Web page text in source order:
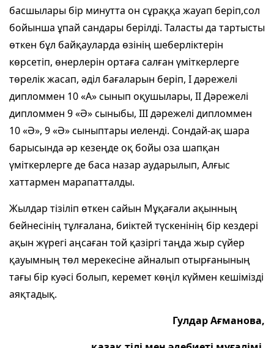
басшылары бір минутта он сұраққа жауап беріп,сол
бойынша ұпай сандары берілді. Таласты да тартысты
өткен бұл байқауларда өзінің шеберліктерін
көрсетіп, өнерлерін ортаға салған үміткерлерге
төрелік жасап, әділ бағаларын беріп, І дәрежелі
дипломмен 10 «А» сынып оқушылары, ІІ Дәрежелі
дипломмен 9 «Ә» сыныбы, ІІІ дәрежелі дипломмен
10 «Ә», 9 «Ә» сыныптары иеленді. Сондай-ақ шара
барысында әр кезеңде оқ бойы оза шапқан
үміткерлерге де баса назар аударылып, Алғыс
хаттармен марапатталды.
Жылдар тізіліп өткен сайын Мұқағали ақынның
бейнесінің тұлғалана, биіктей түскенінің бір кездері
ақын жүрегі аңсаған той қазіргі таңда жыр сүйер
қауымның төл мерекесіне айналып отырғанының
тағы бір куәсі болып, керемет көңіл күймен кешімізді
аяқтадық.
Гулдар Ағманова,